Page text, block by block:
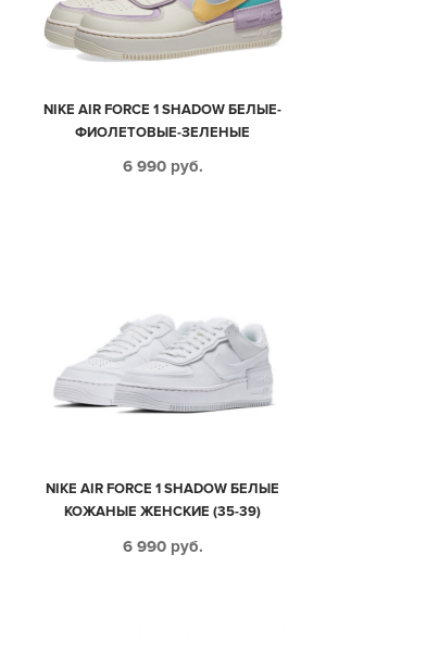
NIKE AIR FORCE 1 SHADOW БЕЛЫЕ-
ФИОЛЕТОВЫЕ-ЗЕЛЕНЫЕ
(35-40)
6 990 руб.
NIKE AIR FORCE 1 SHADOW БЕЛЫЕ
КОЖАНЫЕ ЖЕНСКИЕ (35-39)
6 990 руб.